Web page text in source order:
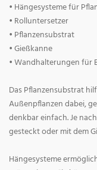
• Hängesysteme für
• Rolluntersetzer
• Pflanzensubstrat
• Gießkanne
• Wandhalterungen für
Das Pflanzensubstrat
Außenpflanzen dabei,
denkbar einfach. Je
gesteckt oder mit dem
Hängesysteme